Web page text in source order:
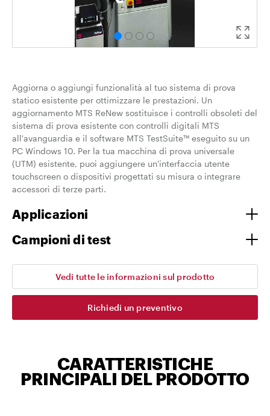
Aggiorna o aggiungi funzionalità al tuo sistema di prova
statico esistente per ottimizzare le prestazioni. Un
aggiornamento MTS ReNew sostituisce i controlli obsoleti del
sistema di prova esistente con controlli digitali MTS
all'avanguardia e il software MTS TestSuite™ eseguito su un
PC Windows 10. Per la tua macchina di prova universale
(UTM) esistente, puoi aggiungere un'interfaccia utente
touchscreen o dispositivi progettati su misura o integrare
accessori di terze parti.
Applicazioni
Campioni di test
Vedi tutte le informazioni sul prodotto
Richiedi un preventivo
CARATTERISTICHE
PRINCIPALI DEL PRODOTTO